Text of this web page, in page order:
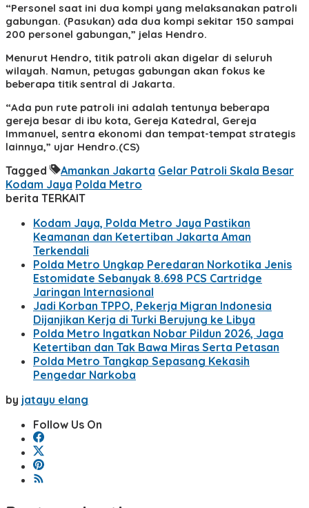
“Personel saat ini dua kompi yang melaksanakan patroli
gabungan. (Pasukan) ada dua kompi sekitar 150 sampai
200 personel gabungan,” jelas Hendro.
Menurut Hendro, titik patroli akan digelar di seluruh
wilayah. Namun, petugas gabungan akan fokus ke
beberapa titik sentral di Jakarta.
“Ada pun rute patroli ini adalah tentunya beberapa
gereja besar di ibu kota, Gereja Katedral, Gereja
Immanuel, sentra ekonomi dan tempat-tempat strategis
lainnya,” ujar Hendro.(CS)
Tagged Amankan Jakarta Gelar Patroli Skala Besar
Kodam Jaya Polda Metro
berita TERKAIT
Kodam Jaya, Polda Metro Jaya Pastikan
Keamanan dan Ketertiban Jakarta Aman
Terkendali
Polda Metro Ungkap Peredaran Norkotika Jenis
Estomidate Sebanyak 8.698 PCS Cartridge
Jaringan Internasional
Jadi Korban TPPO, Pekerja Migran Indonesia
Dijanjikan Kerja di Turki Berujung ke Libya
Polda Metro Ingatkan Nobar Pildun 2026, Jaga
Ketertiban dan Tak Bawa Miras Serta Petasan
Polda Metro Tangkap Sepasang Kekasih
Pengedar Narkoba
by jatayu elang
Follow Us On